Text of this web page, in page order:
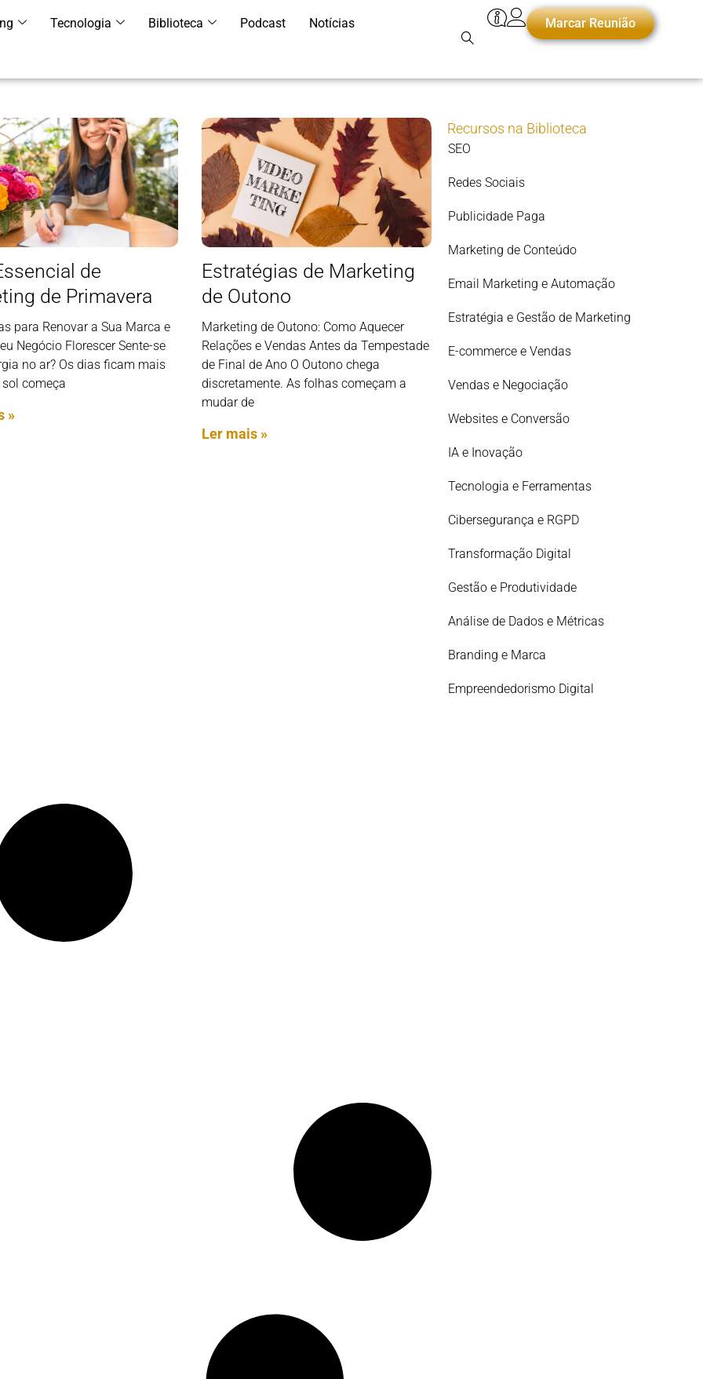
Tecnologia Biblioteca Podcast Notícias Marcar Reunião
de
de Primavera
para Renovar a Sua Marca e
Negócio Florescer Sente-se
no ar? Os dias ficam mais
começa
»
Estratégias de Marketing
de Outono
Marketing de Outono: Como Aquecer
Relações e Vendas Antes da Tempestade
de Final de Ano O Outono chega
discretamente. As folhas começam a
mudar de
Ler mais »
Recursos na Biblioteca
SEO
Redes Sociais
Publicidade Paga
Marketing de Conteúdo
Email Marketing e Automação
Estratégia e Gestão de Marketing
E-commerce e Vendas
Vendas e Negociação
Websites e Conversão
IA e Inovação
Tecnologia e Ferramentas
Cibersegurança e RGPD
Transformação Digital
Gestão e Produtividade
Análise de Dados e Métricas
Branding e Marca
Empreendedorismo Digital